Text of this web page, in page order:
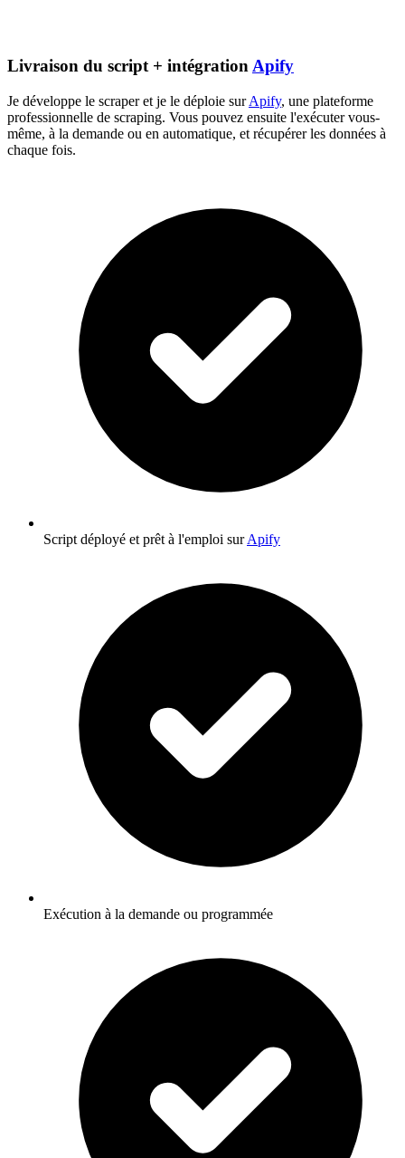
Livraison du script + intégration Apify
Je développe le scraper et je le déploie surApify, une plateforme
professionnelle de scraping. Vous pouvez ensuite l'exécuter vous-
même, à la demande ou en automatique, et récupérer les données à
chaque fois.
Script déployé et prêt à l'emploi surApify
Exécution à la demande ou programmée